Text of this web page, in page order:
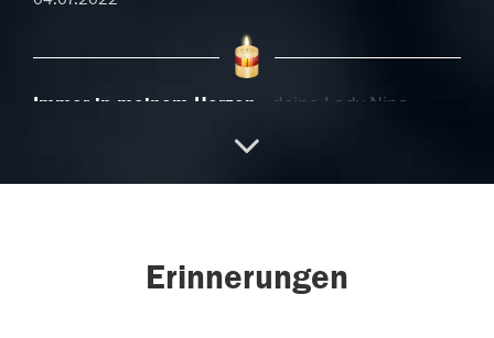
Immer in meinem Herzen deine Lady Nina
Erinnerungen